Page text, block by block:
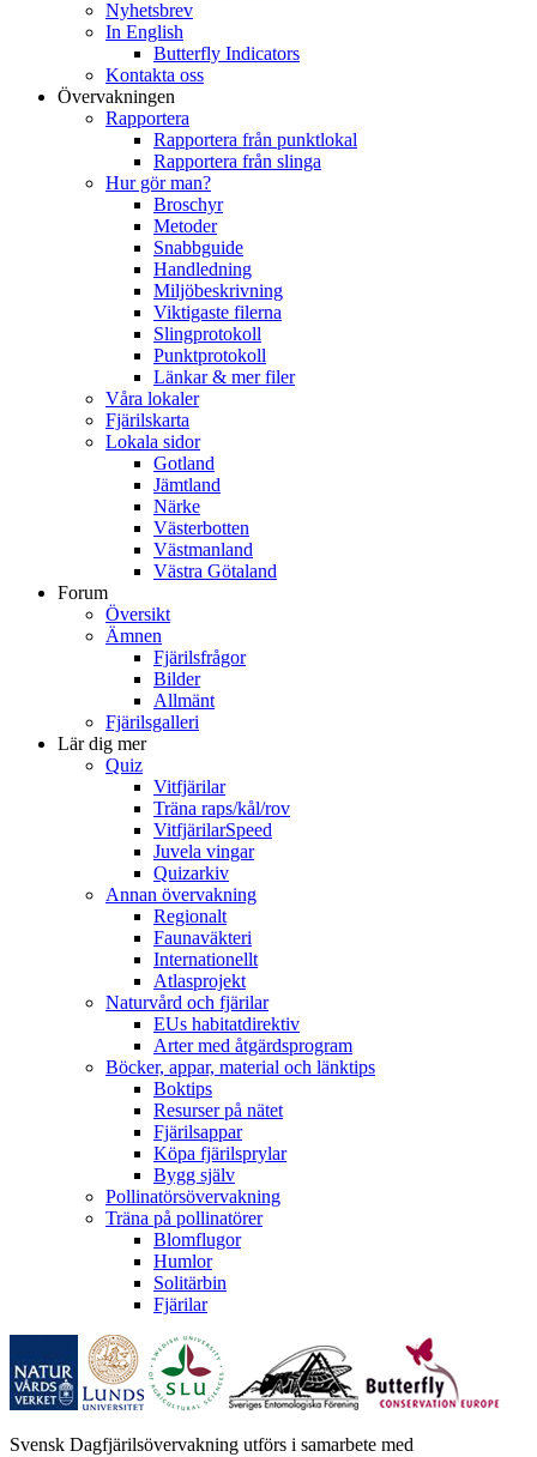
Nyhetsbrev
In English
Butterfly Indicators
Kontakta oss
Övervakningen
Rapportera
Rapportera från punktlokal
Rapportera från slinga
Hur gör man?
Broschyr
Metoder
Snabbguide
Handledning
Miljöbeskrivning
Viktigaste filerna
Slingprotokoll
Punktprotokoll
Länkar & mer filer
Våra lokaler
Fjärilskarta
Lokala sidor
Gotland
Jämtland
Närke
Västerbotten
Västmanland
Västra Götaland
Forum
Översikt
Ämnen
Fjärilsfrågor
Bilder
Allmänt
Fjärilsgalleri
Lär dig mer
Quiz
Vitfjärilar
Träna raps/kål/rov
VitfjärilarSpeed
Juvela vingar
Quizarkiv
Annan övervakning
Regionalt
Faunaväkteri
Internationellt
Atlasprojekt
Naturvård och fjärilar
EUs habitatdirektiv
Arter med åtgärdsprogram
Böcker, appar, material och länktips
Boktips
Resurser på nätet
Fjärilsappar
Köpa fjärilsprylar
Bygg själv
Pollinatörsövervakning
Träna på pollinatörer
Blomflugor
Humlor
Solitärbin
Fjärilar
Svensk Dagfjärilsövervakning utförs i samarbete med